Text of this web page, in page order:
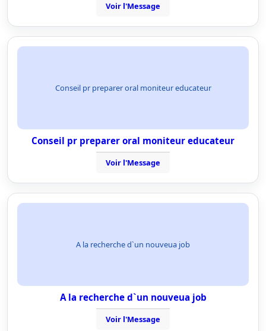
Voir l'Message
Conseil pr preparer oral moniteur educateur
Conseil pr preparer oral moniteur educateur
Voir l'Message
A la recherche d`un nouveua job
A la recherche d`un nouveua job
Voir l'Message